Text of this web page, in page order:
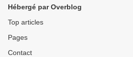
Hébergé par Overblog
Top articles
Pages
Contact